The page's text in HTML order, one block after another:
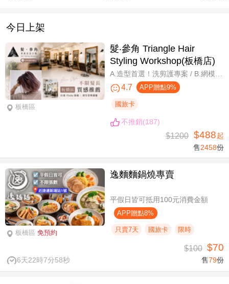
今日上架
板橋區
髮‧參角 Triangle Hair
Styling Workshop(板橋店)
4.7 APP贈點9%
國旅卡
不推銷(187)
$1200 $488起
售2458份
板橋區 免預約
逸麵麵鍋燒專賣
平假日皆可抵用100元消費金額
APP贈點8%
只賣7天 國旅卡 限時
6天22時7分57秒
$100 $70
售79份